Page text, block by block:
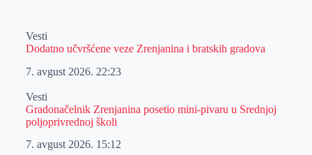
Vesti
Dodatno učvršćene veze Zrenjanina i bratskih gradova
7. avgust 2026. 22:23
Vesti
Gradonačelnik Zrenjanina posetio mini-pivaru u Srednjoj
poljoprivrednoj školi
7. avgust 2026. 15:12